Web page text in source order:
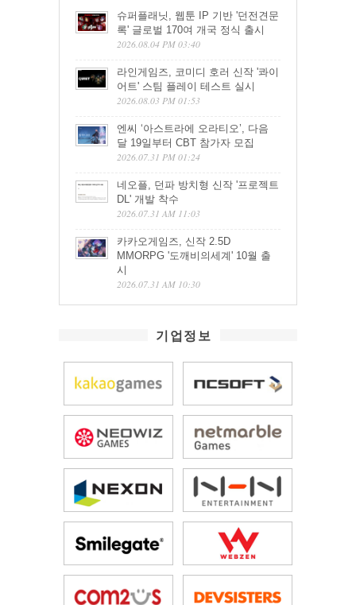
슈퍼플래닛, 웹툰 IP 기반 '던전견문
록' 글로벌 170여 개국 정식 출시
2026.08.04 PM 03:40
라인게임즈, 코미디 호러 신작 '콰이
어트' 스팀 플레이 테스트 실시
2026.08.03 PM 01:53
엔씨 ‘아스트라에 오라티오’, 다음
달 19일부터 CBT 참가자 모집
2026.07.31 PM 01:24
네오플, 던파 방치형 신작 '프로젝트
DL' 개발 착수
2026.07.31 AM 11:03
카카오게임즈, 신작 2.5D
MMORPG '도깨비의세계' 10월 출
시
2026.07.31 AM 10:30
기업정보